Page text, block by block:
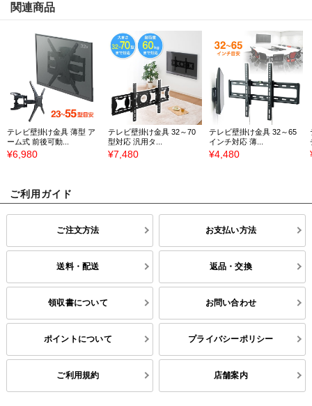
関連商品
テレビ壁掛け金具 薄型 ア
ーム式 前後可動...
¥6,980
テレビ壁掛け金具 32～70
型対応 汎用タ...
¥7,480
テレビ壁掛け金具 32～65
インチ対応 薄...
¥4,480
ご利用ガイド
ご注文方法 お支払い方法
送料・配送 返品・交換
領収書について お問い合わせ
ポイントについて プライバシーポリシー
ご利用規約 店舗案内